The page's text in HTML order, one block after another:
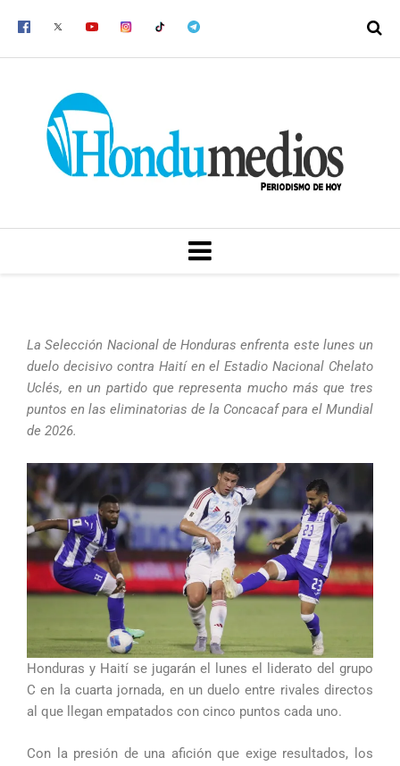
MENU
La Selección Nacional de Honduras enfrenta este lunes un
duelo decisivo contra Haití en el Estadio Nacional Chelato
Uclés, en un partido que representa mucho más que tres
puntos en las eliminatorias de la Concacaf para el Mundial
de 2026.
Honduras y Haití se jugarán el lunes el liderato del grupo
C en la cuarta jornada, en un duelo entre rivales directos
al que llegan empatados con cinco puntos cada uno.
Con la presión de una afición que exige resultados, los